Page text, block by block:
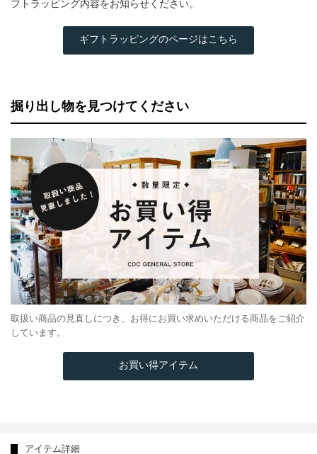
フトラッピング内容をお知らせください。
ギフトラッピングのページはこちら
掘り出し物を見つけてください
取扱い商品の見直しにつき、お得にお買い求めいただける商品をご紹介
しています。
お買い得アイテム
アイテム詳細